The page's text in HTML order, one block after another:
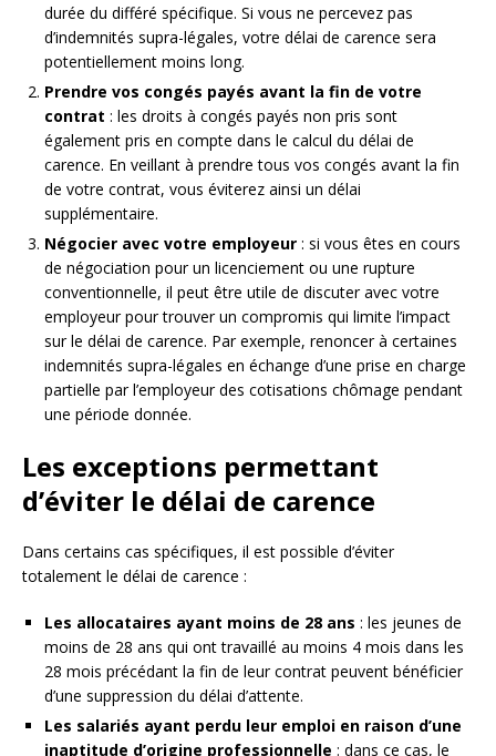
durée du différé spécifique. Si vous ne percevez pas
d’indemnités supra-légales, votre délai de carence sera
potentiellement moins long.
Prendre vos congés payés avant la fin de votre
contrat : les droits à congés payés non pris sont
également pris en compte dans le calcul du délai de
carence. En veillant à prendre tous vos congés avant la fin
de votre contrat, vous éviterez ainsi un délai
supplémentaire.
Négocier avec votre employeur : si vous êtes en cours
de négociation pour un licenciement ou une rupture
conventionnelle, il peut être utile de discuter avec votre
employeur pour trouver un compromis qui limite l’impact
sur le délai de carence. Par exemple, renoncer à certaines
indemnités supra-légales en échange d’une prise en charge
partielle par l’employeur des cotisations chômage pendant
une période donnée.
Les exceptions permettant
d’éviter le délai de carence
Dans certains cas spécifiques, il est possible d’éviter
totalement le délai de carence :
Les allocataires ayant moins de 28 ans : les jeunes de
moins de 28 ans qui ont travaillé au moins 4 mois dans les
28 mois précédant la fin de leur contrat peuvent bénéficier
d’une suppression du délai d’attente.
Les salariés ayant perdu leur emploi en raison d’une
inaptitude d’origine professionnelle : dans ce cas, le